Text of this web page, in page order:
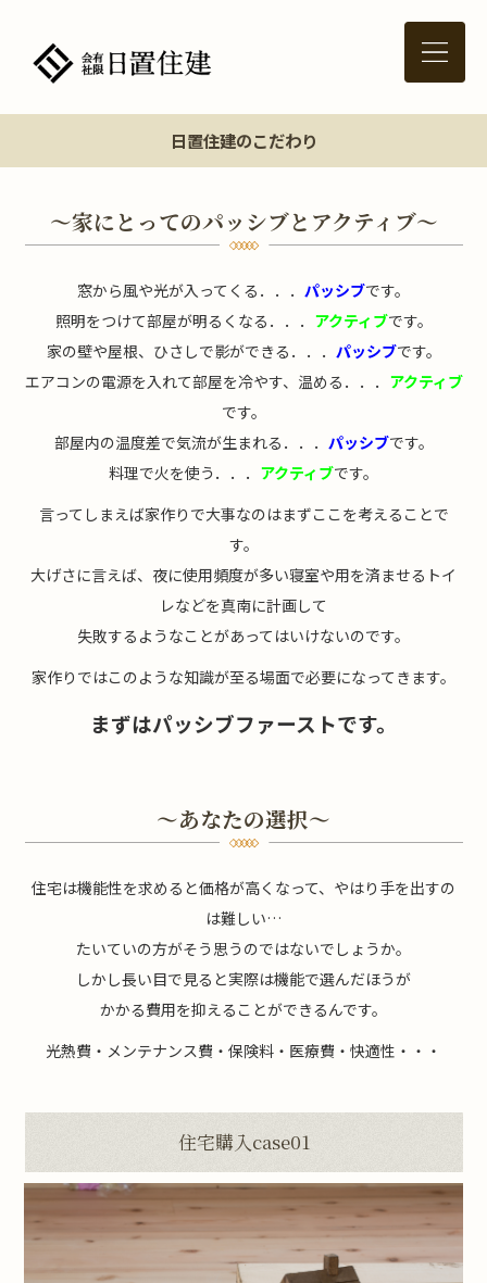
日置住建のこだわり
～家にとってのパッシブとアクティブ～
窓から風や光が入ってくる．．． パッシブです。
照明をつけて部屋が明るくなる．．． アクティブです。
家の壁や屋根、ひさしで影ができる．．． パッシブです。
エアコンの電源を入れて部屋を冷やす、温める．．． アクティブ
です。
部屋内の温度差で気流が生まれる．．． パッシブです。
料理で火を使う．．． アクティブです。
言ってしまえば家作りで大事なのはまずここを考えることで
す。
大げさに言えば、夜に使用頻度が多い寝室や用を済ませるトイ
レなどを真南に計画して
失敗するようなことがあってはいけないのです。
家作りではこのような知識が至る場面で必要になってきます。
まずはパッシブファーストです。
～あなたの選択～
住宅は機能性を求めると価格が高くなって、やはり手を出すの
は難しい…
たいていの方がそう思うのではないでしょうか。
しかし長い目で見ると実際は機能で選んだほうが
かかる費用を抑えることができるんです。
光熱費・メンテナンス費・保険料・医療費・快適性・・・
住宅購入case01